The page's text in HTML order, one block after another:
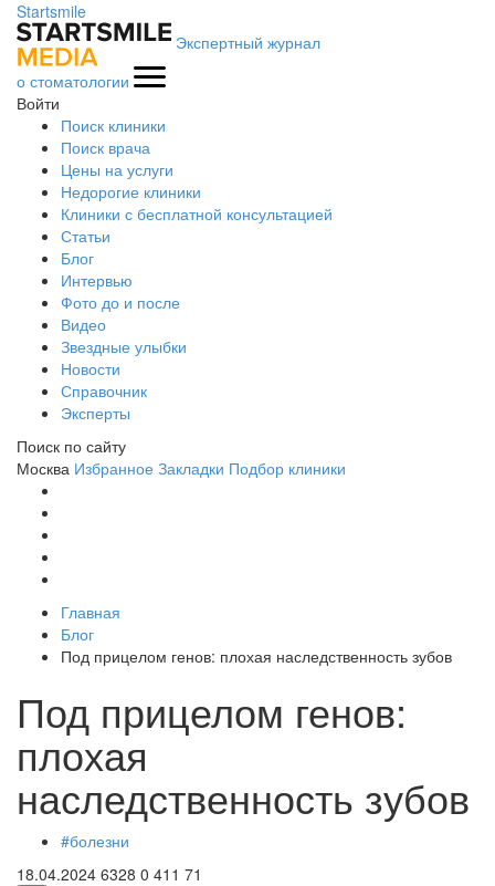
Startsmile
Экспертный журнал
о стоматологии
Войти
Поиск клиники
Поиск врача
Цены на услуги
Недорогие клиники
Клиники с бесплатной консультацией
Статьи
Блог
Интервью
Фото до и после
Видео
Звездные улыбки
Новости
Справочник
Эксперты
Поиск по сайту
Москва Избранное Закладки Подбор клиники
Главная
Блог
Под прицелом генов: плохая наследственность зубов
Под прицелом генов:
плохая
наследственность зубов
#болезни
18.04.2024 6328 0 411 71